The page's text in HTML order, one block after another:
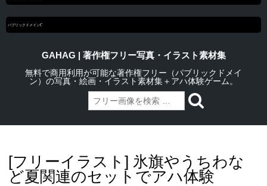
パブリックドメインC
GAHAG | 著作権フリー写真・イラスト素材集
無料で商用利用が可能な著作権フリー（パブリックドメイ
ン）の写真・絵画・イラスト素材集＋アハ体験ゲーム。
content[フリーイラスト] 氷旗やうちわな
ど夏関連のセットでアハ体験